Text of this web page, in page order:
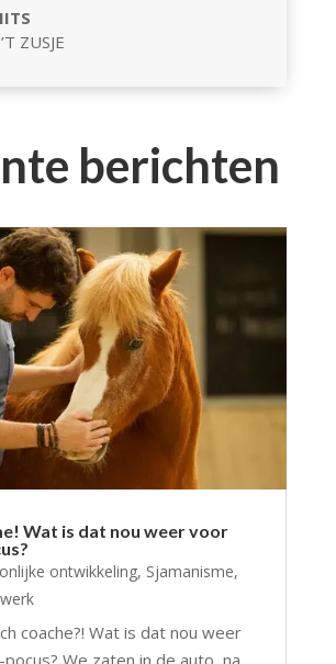
’T ZUSJE
berichten
Wat is dat nou weer voor
ontwikkeling, Sjamanisme,
coache?! Wat is dat nou weer